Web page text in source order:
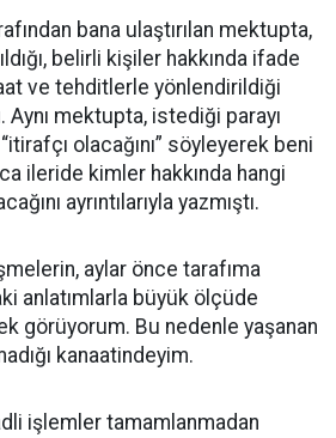
bana ulaştırılan mektupta,
belirli kişiler hakkında ifade
ve tehditlerle yönlendirildiği
Aynı mektupta, istediği parayı
olacağını” söyleyerek beni
ileride kimler hakkında hangi
ayrıntılarıyla yazmıştı.
aylar önce tarafıma
anlatımlarla büyük ölçüde
görüyorum. Bu nedenle yaşanan
kanaatindeyim.
işlemler tamamlanmadan